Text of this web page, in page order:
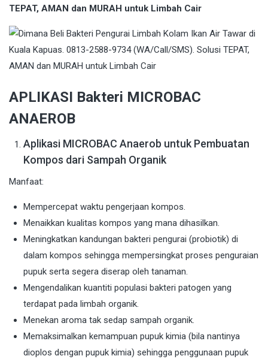
TEPAT, AMAN dan MURAH untuk Limbah Cair
APLIKASI Bakteri MICROBAC
ANAEROB
Aplikasi MICROBAC Anaerob untuk Pembuatan
Kompos dari Sampah Organik
Manfaat:
Mempercepat waktu pengerjaan kompos.
Menaikkan kualitas kompos yang mana dihasilkan.
Meningkatkan kandungan bakteri pengurai (probiotik) di
dalam kompos sehingga mempersingkat proses penguraian
pupuk serta segera diserap oleh tanaman.
Mengendalikan kuantiti populasi bakteri patogen yang
terdapat pada limbah organik.
Menekan aroma tak sedap sampah organik.
Memaksimalkan kemampuan pupuk kimia (bila nantinya
dioplos dengan pupuk kimia) sehingga penggunaan pupuk